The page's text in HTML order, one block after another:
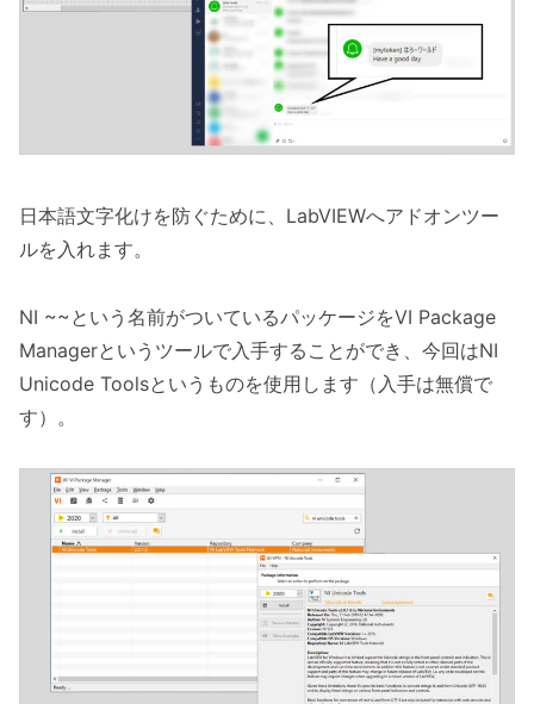
日本語文字化けを防ぐために、LabVIEWへアドオンツー
ルを入れます。
NI ~~という名前がついているパッケージをVI Package
Managerというツールで入手することができ、今回はNI
Unicode Toolsというものを使用します（入手は無償で
す）。